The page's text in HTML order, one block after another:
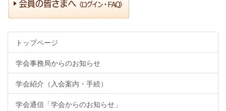
トップページ
学会事務局からのお知らせ
学会紹介（入会案内・手続）
学会通信「学会からのお知らせ」